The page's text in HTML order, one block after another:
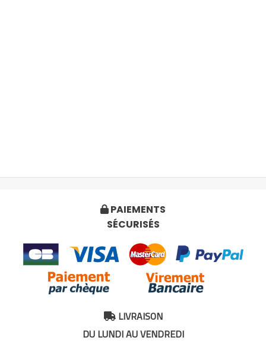
 PAIEMENTS
SÉCURISÉS
LIVRAISON
DU LUNDI AU VENDREDI